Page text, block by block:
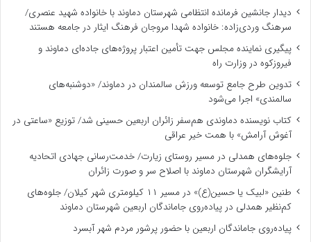
دیدار جانشین فرمانده انتظامی شهرستان دماوند با خانواده شهید عنصری/
سرهنگ وردی‌زاده: خانواده شهدا مروجان فرهنگ ایثار در جامعه هستند
پیگیری نماینده مجلس جهت تأمین اعتبار پروژه‌های جاده‌ای دماوند و
فیروزکوه در وزارت راه
تدوین طرح جامع توسعه ورزش سالمندان در دماوند/ «دوشنبه‌های
سالمندی» اجرا می‌شود
کتاب نویسنده دماوندی هم‌سفر زائران اربعین حسینی شد/ توزیع «ساعتی در
آغوش آرامش» با همت خیر عراقی
جلوه‌های همدلی در مسیر روستای زیارت/ خدمت‌رسانی جهادی اتحادیه
آرایشگران شهرستان دماوند با اصلاح سر و صورت زائران
طنین «لبیک یا حسین(ع)» در مسیر ۱۱ کیلومتری شهر کیلان/ جلوه‌های
کم‌نظیر همدلی در پیاده‌روی جاماندگان اربعین شهرستان دماوند
پیاده‌روی جاماندگان اربعین با حضور پرشور مردم شهر آبسرد